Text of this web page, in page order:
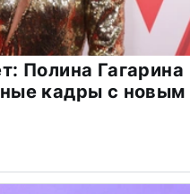
Полина Гагарина
кадры с новым